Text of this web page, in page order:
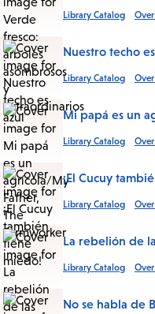
Library Catalog
Nuestro techo
Library Catalog
Mi papá es un
Library Catalog
¡El Cucuy
Library Catalog
La rebelión de
Library Catalog
No se habla de